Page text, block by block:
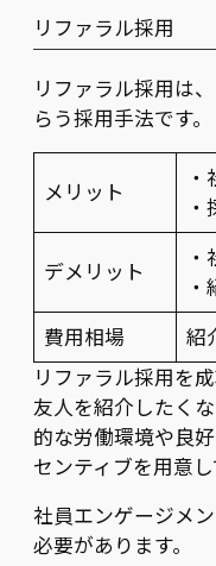
リファラル採用
リファラル採用は
らう採用手法です。
メリット
デメリット
費用相場
紹
リファラル採用を
友人を紹介したく
的な労働環境や良
センティブを用意
社員エンゲージメ
必要があります。